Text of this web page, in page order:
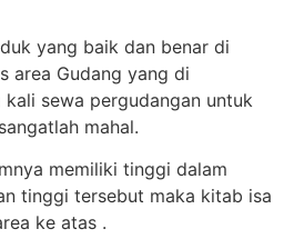
yang baik dan benar di
area Gudang yang di
sewa pergudangan untuk
mahal.
memiliki tinggi dalam
tinggi tersebut maka kitab isa
ke atas .